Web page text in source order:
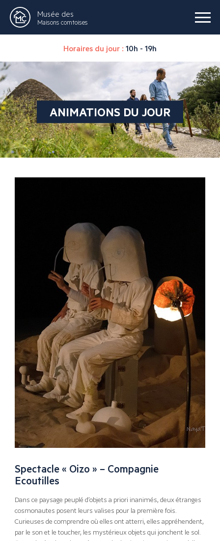
Musée des
Maisons comtoises
Horaires du jour : 10h - 19h
ANIMATIONS DU JOUR
Spectacle « Oizo » – Compagnie
Ecoutilles
Dans ce paysage peuplé d’objets a priori inanimés, deux étranges
cosmonautes posent leurs valises pour la première fois.
Curieuses de comprendre où elles ont atterri, elles appréhendent,
par le son et le toucher, les mystérieux objets qui jonchent le sol.